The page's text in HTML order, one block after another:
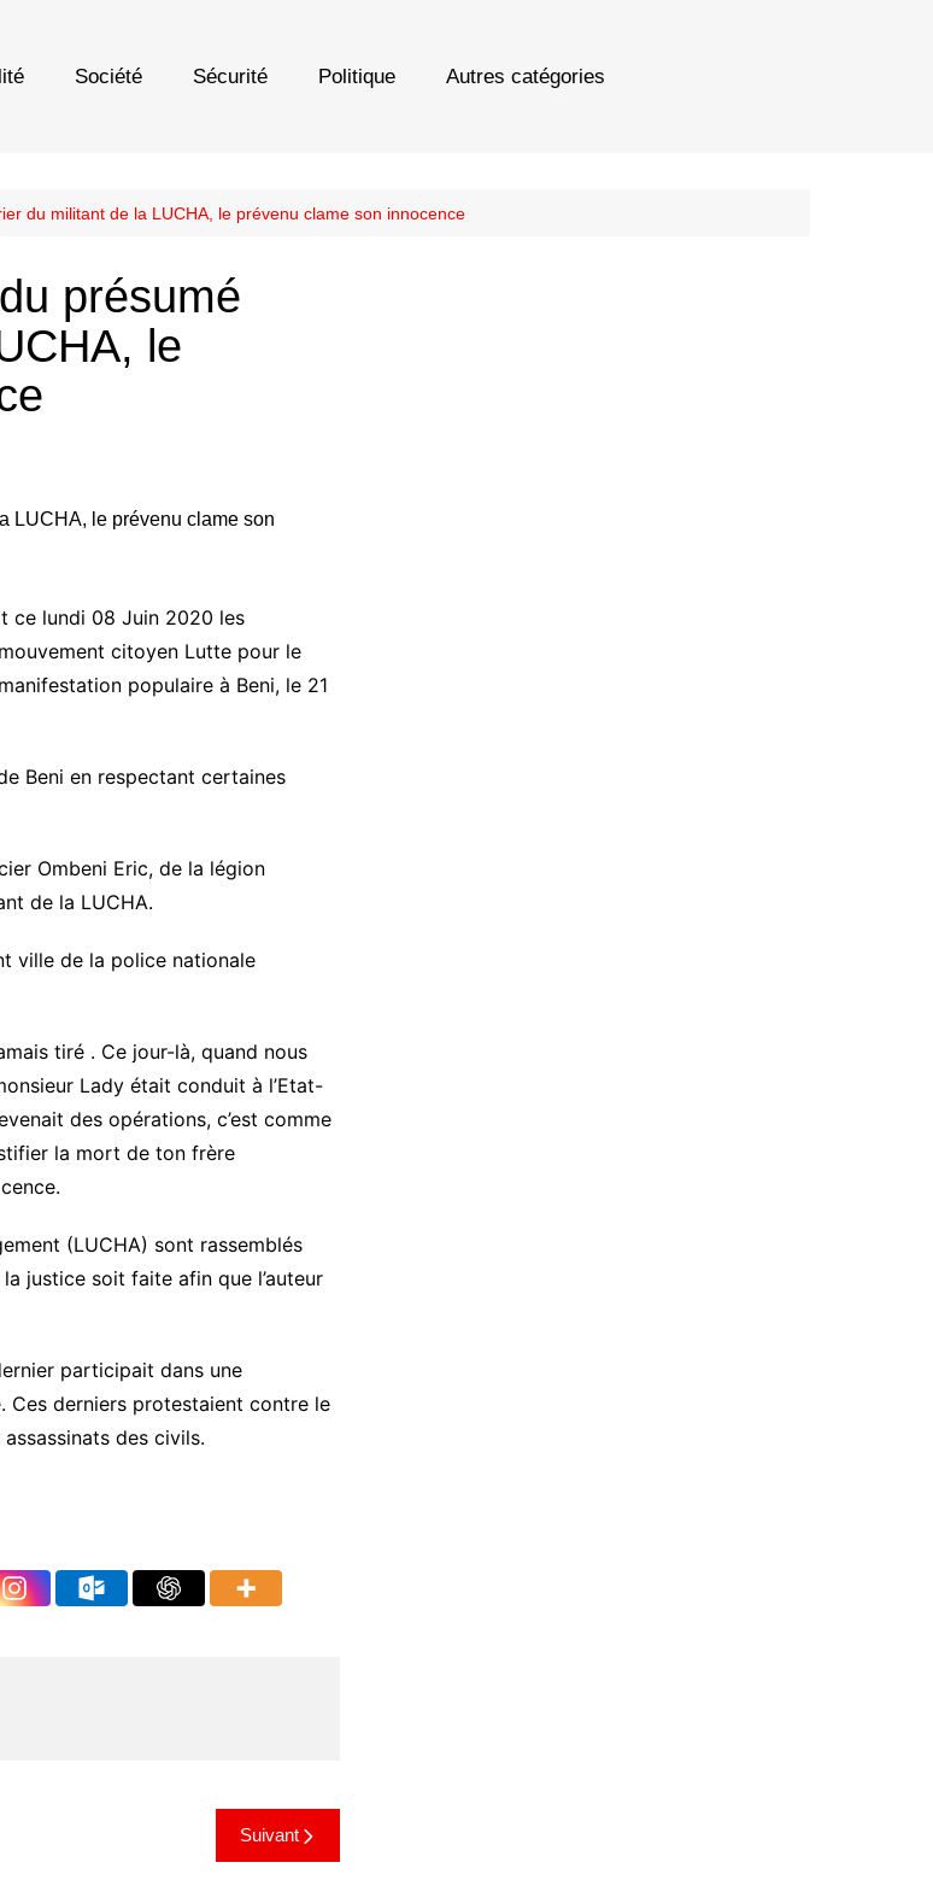
Société Sécurité Politique Autres catégories
du militant de la LUCHA, le prévenu clame son innocence
présumé
le
ce lundi 08 Juin 2020 les
citoyen Lutte pour le
populaire à Beni, le 21
Beni en respectant certaines
Ombeni Eric, de la légion
de la LUCHA.
ville de la police nationale
tiré . Ce jour-là, quand nous
Lady était conduit à l’Etat-
des opérations, c’est comme
la mort de ton frère
(LUCHA) sont rassemblés
justice soit faite afin que l’auteur
participait dans une
Ces derniers protestaient contre le
des civils.
Suivant